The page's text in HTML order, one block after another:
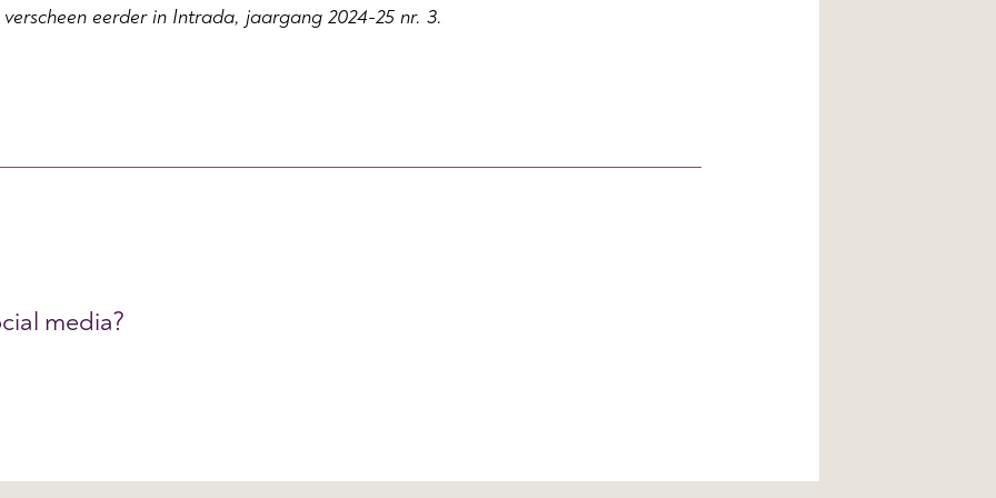
eerder in Intrada, jaargang 2024-25 nr. 3.
media?